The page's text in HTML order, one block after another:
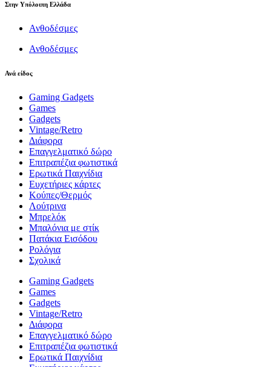
Στην Υπόλοιπη Ελλάδα
Ανθοδέσμες
Ανθοδέσμες
Ανά είδος
Gaming Gadgets
Games
Gadgets
Vintage/Retro
Διάφορα
Επαγγελματικό δώρο
Επιτραπέζια φωτιστικά
Ερωτικά Παιχνίδια
Ευχετήριες κάρτες
Κούπες/Θερμός
Λούτρινα
Μπρελόκ
Μπαλόνια με στίκ
Πατάκια Εισόδου
Ρολόγια
Σχολικά
Gaming Gadgets
Games
Gadgets
Vintage/Retro
Διάφορα
Επαγγελματικό δώρο
Επιτραπέζια φωτιστικά
Ερωτικά Παιχνίδια